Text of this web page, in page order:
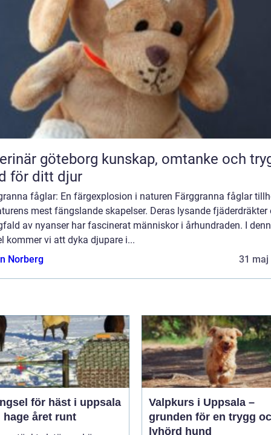
kunskap, omtanke och trygg
för ditt djur
fåglar: En färgexplosion i naturen Färggranna fåglar
mest fängslande skapelser. Deras lysande fjäderdräkter
av nyanser har fascinerat människor i århundraden. I
kommer vi att dyka djupare i...
Norberg
31 maj
för häst i uppsala
hage året runt
Valpkurs i Uppsala –
grunden för en trygg
lyhörd hund